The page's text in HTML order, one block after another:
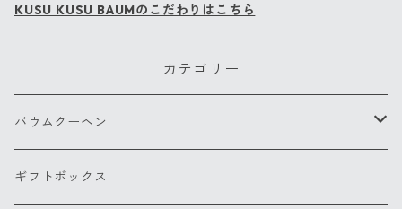
KUSU KUSU BAUMのこだわりはこちら
カテゴリー
バウムクーヘン
ホールサイズ
ギフトボックス